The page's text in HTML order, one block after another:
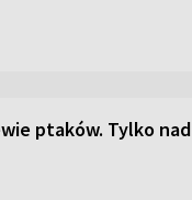
ptaków. Tylko nad